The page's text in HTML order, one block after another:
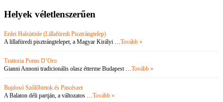
Helyek véletlenszerűen
Erdei Halsütöde (Lillafüredi Pisztrángtelep)
A lillafüredi pisztrángtelepet, a Magyar Királyi …Tovább »
Trattoria Pomo D’Oro
Gianni Annoni tradicionális olasz étterme Budapest …Tovább »
Bujdosó Szőlőbirtok és Pincészet
A Balaton déli partján, a változatos …Tovább »